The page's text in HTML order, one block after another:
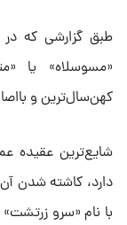
«مسوسلاه» یا
کهن‌سال‌ترین و
شایع‌ترین عقیده
دارد، کاشته شدن
با نام «سرو